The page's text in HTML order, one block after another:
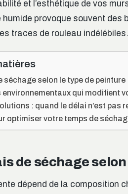
et l’esthétique de vos
provoque souvent des
traces de rouleau indélébiles.
séchage selon le type de peinture
environnementaux qui modifient
: quand le délai n’est pas
optimiser votre temps de
de séchage
dépend de la composition